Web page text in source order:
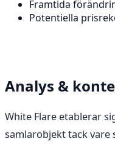
Framtida
Potentiella
Analys &
White Flare etablerar
samlarobjekt tack vare